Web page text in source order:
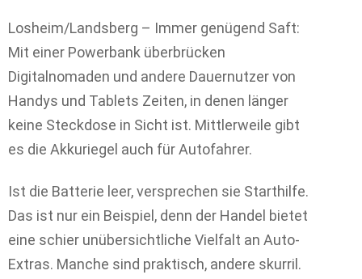
Losheim/Landsberg – Immer genügend Saft:
Mit einer Powerbank überbrücken
Digitalnomaden und andere Dauernutzer von
Handys und Tablets Zeiten, in denen länger
keine Steckdose in Sicht ist. Mittlerweile gibt
es die Akkuriegel auch für Autofahrer.
Ist die Batterie leer, versprechen sie Starthilfe.
Das ist nur ein Beispiel, denn der Handel bietet
eine schier unübersichtliche Vielfalt an Auto-
Extras. Manche sind praktisch, andere skurril.